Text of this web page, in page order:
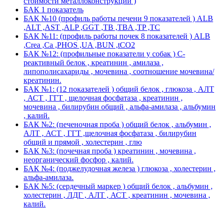
БАК 1 показатель
БАК №10 (профиль работы печени 9 показателей ) ALB
,ALT ,AST ,ALP ,GGT ,TB ,TBA ,TP ,TC
БАК №11: (профиль работы почек 8 показателей ) ALB
,Crea ,Ca ,PHOS ,UA ,BUN ,tCO2
БАК №12: (профильные показатели у собак ) С-
реактивный белок , креатинин , амилаза ,
липополисахариды , мочевина , соотношение мочевина/
креатинин.
БАК №1: (12 показателей ) общий белок , глюкоза , АЛТ
, АСТ , ГГТ , щелочная фосфатаза , креатинин ,
мочевина , билирубин общий , альфа-амилаза , альбумин
, калий.
БАК №2: (печеночная проба ) общий белок , альбумин ,
АЛТ , АСТ , ГГТ ,щелочная фосфатаза , билирубин
общий и прямой , холестерин , глю
БАК №3: (почечная проба ) креатинин , мочевина ,
неорганический фосфор , калий.
БАК №4: (поджелудочная железа ) глюкоза , холестерин ,
альфа-амилаза.
БАК №5: (сердечный маркер ) общий белок , альбумин ,
холестерин , ЛДГ , АЛТ , АСТ , креатинин , мочевина ,
калий.